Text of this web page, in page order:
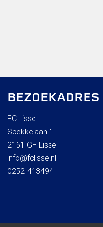
BEZOEKADRES
FC Lisse
Spekkelaan 1
2161 GH Lisse
info@fclisse.nl
0252-413494